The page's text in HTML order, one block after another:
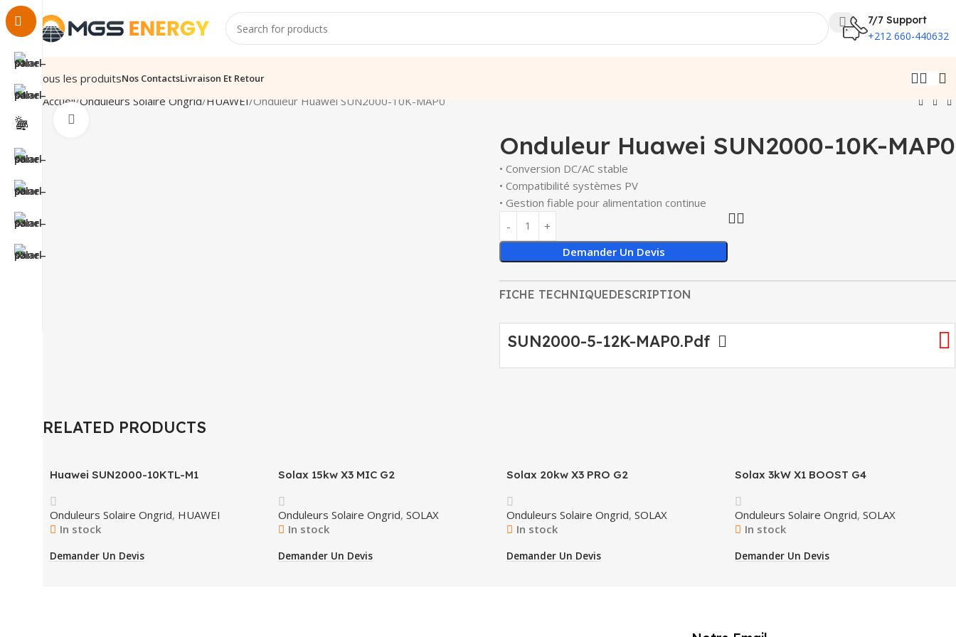
7/7 Support
+212 660-440632
Tous les produitsNos ContactsLivraison Et Retour
Accueil Onduleurs Solaire Ongrid HUAWEI Onduleur Huawei SUN2000-10K-MAP0
Onduleur Huawei SUN2000-10K-MAP0
• Conversion DC/AC stable
• Compatibilité systèmes PV
• Gestion fiable pour alimentation continue
Demander Un Devis
FICHE TECHNIQUEDESCRIPTION
SUN2000-5-12K-MAP0.pdf
RELATED PRODUCTS
Huawei SUN2000-10KTL-M1
Onduleurs Solaire Ongrid, HUAWEI
In stock
Demander Un Devis
Solax 15kw X3 MIC G2
Onduleurs Solaire Ongrid, SOLAX
In stock
Demander Un Devis
Solax 20kw X3 PRO G2
Onduleurs Solaire Ongrid, SOLAX
In stock
Demander Un Devis
Solax 3kW X1 BOOST G4
Onduleurs Solaire Ongrid, SOLAX
In stock
Demander Un Devis